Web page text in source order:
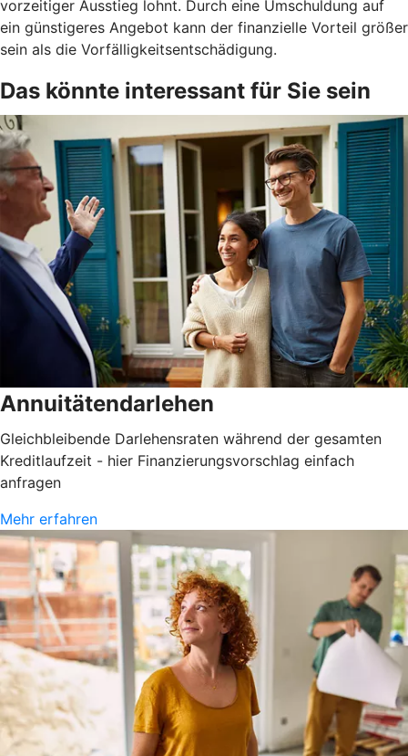
vorzeitiger Ausstieg lohnt. Durch eine Umschuldung auf
ein günstigeres Angebot kann der finanzielle Vorteil größer
sein als die Vorfälligkeitsentschädigung.
Das könnte interessant für Sie sein
Annuitätendarlehen
Gleichbleibende Darlehensraten während der gesamten
Kreditlaufzeit - hier Finanzierungsvorschlag einfach
anfragen
Mehr erfahren